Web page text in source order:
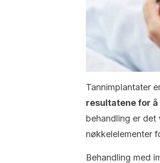
Tannimplantater
resultatene for å
behandling er det
nøkkelelementer
Behandling med